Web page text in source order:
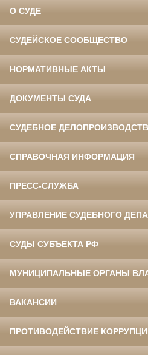
О СУДЕ
СУДЕЙСКОЕ СООБЩЕСТВО
НОРМАТИВНЫЕ АКТЫ
ДОКУМЕНТЫ СУДА
СУДЕБНОЕ
СПРАВОЧНАЯ ИНФОРМАЦИЯ
ПРЕСС-СЛУЖБА
УПРАВЛЕНИЕ СУДЕБНОГО
СУДЫ СУБЪЕКТА РФ
МУНИЦИПАЛЬНЫЕ ОРГАНЫ
ВАКАНСИИ
ПРОТИВОДЕЙСТВИЕ